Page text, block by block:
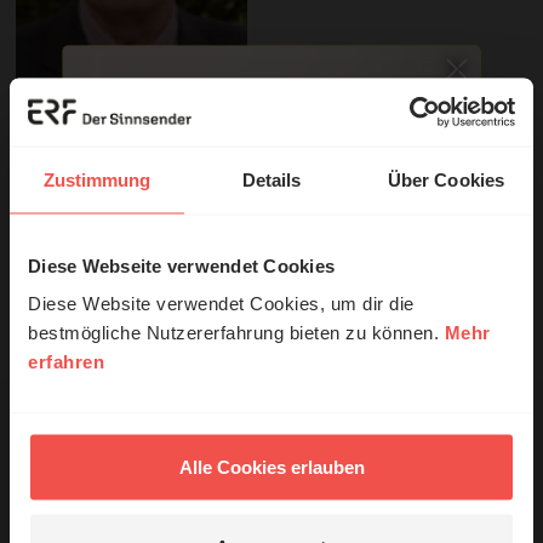
Zustimmung Details Über Cookies
Diese Webseite verwendet Cookies
Diese Website verwendet Cookies, um dir die
bestmögliche Nutzererfahrung bieten zu können. Mehr
erfahren
Alle Cookies erlauben
© Lothar Rühl, ERF
Sie möchten noch tiefer in die Bibel eintauchen? Wir
Anstoß
Nutzungsrechte
© Ruth Schneider / ERF